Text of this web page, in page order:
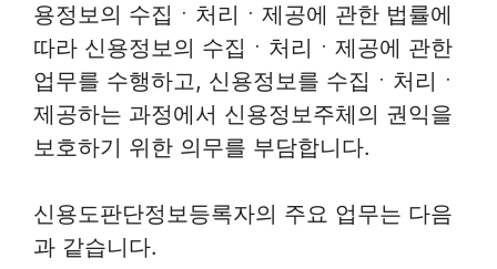
용정보의 수집ㆍ처리ㆍ제공에 관한 법률에
따라 신용정보의 수집ㆍ처리ㆍ제공에 관한
업무를 수행하고, 신용정보를 수집ㆍ처리ㆍ
제공하는 과정에서 신용정보주체의 권익을
보호하기 위한 의무를 부담합니다.
신용도판단정보등록자의 주요 업무는 다음
과 같습니다.